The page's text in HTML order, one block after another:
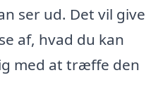
ser ud. Det vil give
af, hvad du kan
med at træffe den